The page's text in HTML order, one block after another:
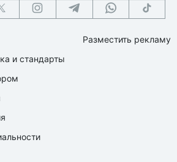
и стандарты
Разместить рекламу